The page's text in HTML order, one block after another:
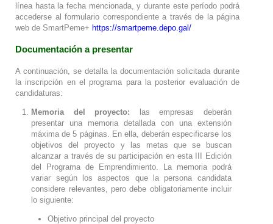
línea hasta la fecha mencionada, y durante este período podrá
accederse al formulario correspondiente a través de la página
web de SmartPeme+ https://smartpeme.depo.gal/
Documentación a presentar
A continuación, se detalla la documentación solicitada durante
la inscripción en el programa para la posterior evaluación de
candidaturas:
Memoria del proyecto: las empresas deberán
presentar una memoria detallada con una extensión
máxima de 5 páginas. En ella, deberán especificarse los
objetivos del proyecto y las metas que se buscan
alcanzar a través de su participación en esta III Edición
del Programa de Emprendimiento. La memoria podrá
variar según los aspectos que la persona candidata
considere relevantes, pero debe obligatoriamente incluir
lo siguiente:
Objetivo principal del proyecto